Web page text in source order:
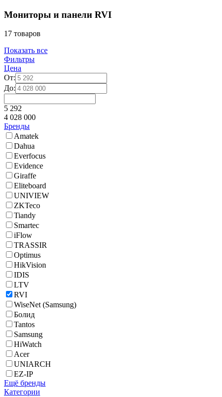
Мониторы и панели RVI
17 товаров
Показать все
Фильтры
Цена
От:
До:
5 292
4 028 000
Бренды
Amatek
Dahua
Everfocus
Evidence
Giraffe
Eliteboard
UNIVIEW
ZKTeco
Tiandy
Smartec
iFlow
TRASSIR
Optimus
HikVision
IDIS
LTV
RVI
WiseNet (Samsung)
Болид
Tantos
Samsung
HiWatch
Acer
UNIARCH
EZ-IP
Ещё бренды
Категории